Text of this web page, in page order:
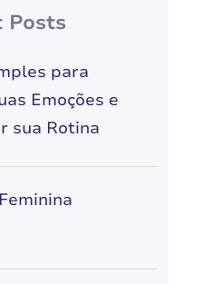
Posts
para
Emoções e
sua Rotina